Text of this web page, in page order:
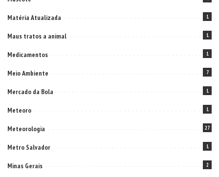
Matéria Atualizada 1
Maus tratos a animal 1
Medicamentos 1
Meio Ambiente 7
Mercado da Bola 1
Meteoro 1
Meteorologia 27
Metro Salvador 1
Minas Gerais 2